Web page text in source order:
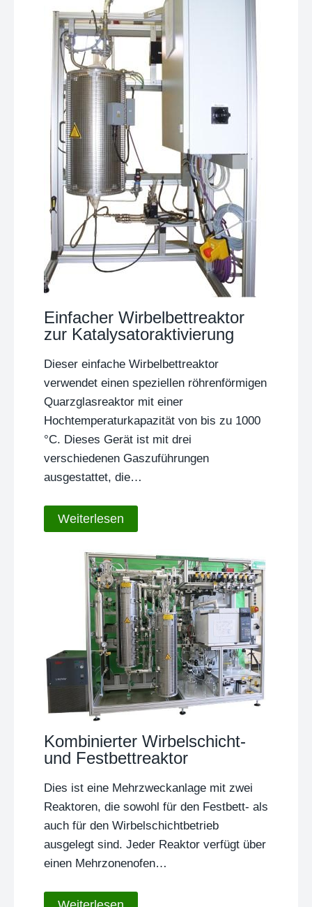
Einfacher Wirbelbettreaktor
zur Katalysatoraktivierung
Dieser einfache Wirbelbettreaktor
verwendet einen speziellen röhrenförmigen
Quarzglasreaktor mit einer
Hochtemperaturkapazität von bis zu 1000
°C. Dieses Gerät ist mit drei
verschiedenen Gaszuführungen
ausgestattet, die…
Weiterlesen
Kombinierter Wirbelschicht-
und Festbettreaktor
Dies ist eine Mehrzweckanlage mit zwei
Reaktoren, die sowohl für den Festbett- als
auch für den Wirbelschichtbetrieb
ausgelegt sind. Jeder Reaktor verfügt über
einen Mehrzonenofen…